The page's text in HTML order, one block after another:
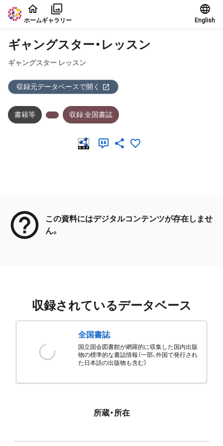
本文に飛ぶ
ホームギャラリー English
ギャングスター・レッスン
ギャングスター レッスン
収録元データベースで開く
書籍等 収録:全国書誌
この資料にはデジタルコンテンツが存在しませ
ん。
収録されているデータベース
全国書誌
国立国会図書館が網羅的に収集した国内出版
物の標準的な書誌情報（一部、外国で発行され
た日本語の出版物も含む）
所蔵・所在